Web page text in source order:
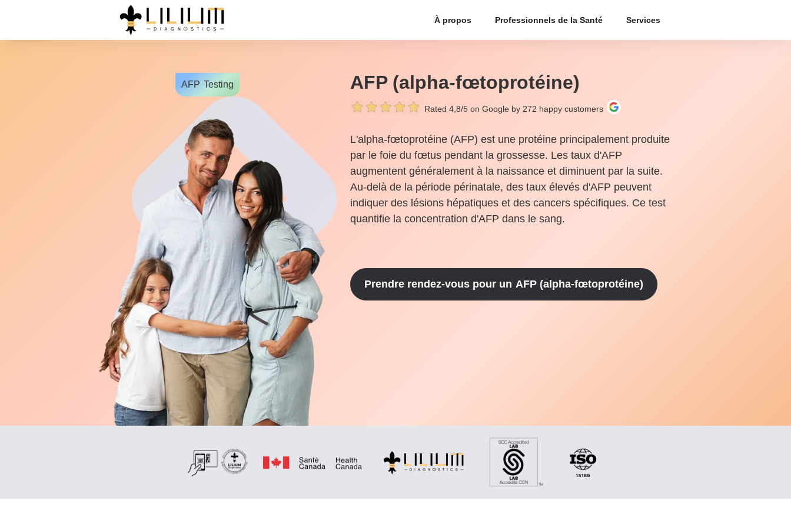
À propos Professionnels de la Santé Services
AFP Testing AFP (alpha-fœtoprotéine)
Rated 4,8/5 on Google by 272 happy customers
L'alpha-fœtoprotéine (AFP) est une protéine principalement produite
par le foie du fœtus pendant la grossesse. Les taux d'AFP
augmentent généralement à la naissance et diminuent par la suite.
Au-delà de la période périnatale, des taux élevés d'AFP peuvent
indiquer des lésions hépatiques et des cancers spécifiques. Ce test
quantifie la concentration d'AFP dans le sang.
Prendre rendez-vous pour un AFP (alpha-fœtoprotéine)